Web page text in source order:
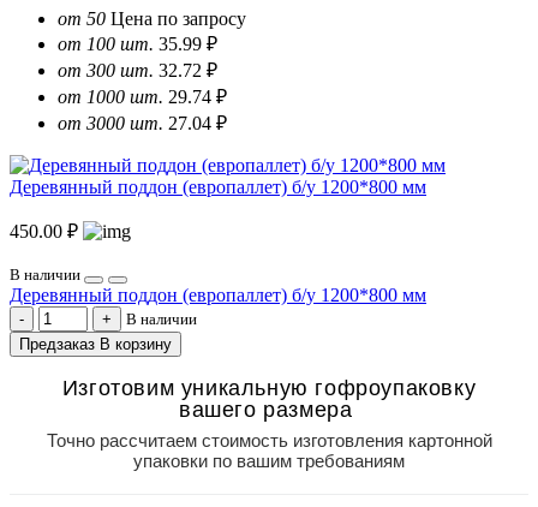
от 50 Цена по запросу
от 100 шт. 35.99 ₽
от 300 шт. 32.72 ₽
от 1000 шт. 29.74 ₽
от 3000 шт. 27.04 ₽
Деревянный поддон (европаллет) б/у 1200*800 мм
450.00 ₽
В наличии
Деревянный поддон (европаллет) б/у 1200*800 мм
В наличии
Предзаказ В корзину
Изготовим уникальную гофроупаковку
вашего размера
Точно рассчитаем стоимость изготовления картонной
упаковки по вашим требованиям